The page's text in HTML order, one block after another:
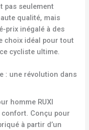
pas seulement
qualité, mais
prix inégalé à des
choix idéal pour tout
cycliste ultime.
: une révolution dans
homme RUXI
confort. Conçu pour
à partir d’un